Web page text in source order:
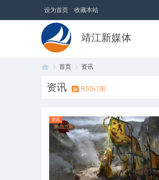
设为首页 收藏本站
靖江新媒体
首页 资讯
资讯 RSS订阅
资讯